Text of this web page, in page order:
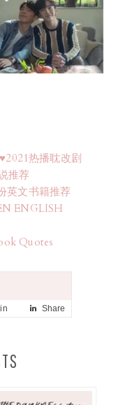
热播耽改剧
推荐
英文书籍推荐
ENGLISH
Quotes
Share